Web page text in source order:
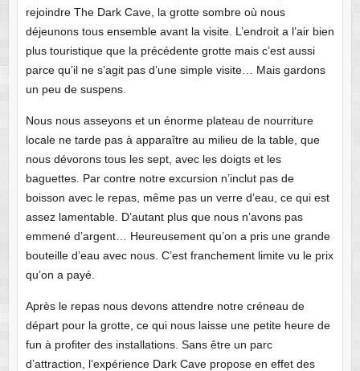
rejoindre The Dark Cave, la grotte sombre où nous
déjeunons tous ensemble avant la visite. L’endroit a l’air bien
plus touristique que la précédente grotte mais c’est aussi
parce qu’il ne s’agit pas d’une simple visite… Mais gardons
un peu de suspens.
Nous nous asseyons et un énorme plateau de nourriture
locale ne tarde pas à apparaître au milieu de la table, que
nous dévorons tous les sept, avec les doigts et les
baguettes. Par contre notre excursion n’inclut pas de
boisson avec le repas, même pas un verre d’eau, ce qui est
assez lamentable. D’autant plus que nous n’avons pas
emmené d’argent… Heureusement qu’on a pris une grande
bouteille d’eau avec nous. C’est franchement limite vu le prix
qu’on a payé.
Après le repas nous devons attendre notre créneau de
départ pour la grotte, ce qui nous laisse une petite heure de
fun à profiter des installations. Sans être un parc
d’attraction, l’expérience Dark Cave propose en effet des